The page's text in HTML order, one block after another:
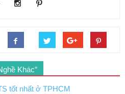
Khác”
tốt nhất ở TPHCM